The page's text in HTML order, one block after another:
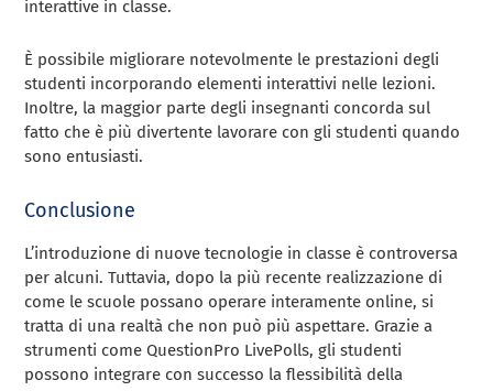
interattive in classe.
È possibile migliorare notevolmente le prestazioni degli
studenti incorporando elementi interattivi nelle lezioni.
Inoltre, la maggior parte degli insegnanti concorda sul
fatto che è più divertente lavorare con gli studenti quando
sono entusiasti.
Conclusione
L’introduzione di nuove tecnologie in classe è controversa
per alcuni. Tuttavia, dopo la più recente realizzazione di
come le scuole possano operare interamente online, si
tratta di una realtà che non può più aspettare. Grazie a
strumenti come QuestionPro LivePolls, gli studenti
possono integrare con successo la flessibilità della